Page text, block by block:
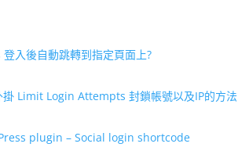
入後自動跳轉到指定頁面上?
Limit Login Attempts 封鎖帳號以及IP的方法
plugin – Social login shortcode